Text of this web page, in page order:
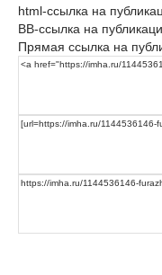
html-ссылка на
BB-ссылка на
Прямая ссылка на